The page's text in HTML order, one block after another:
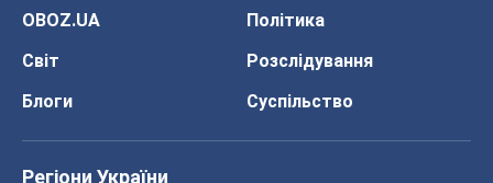
OBOZ.UA
Політика
Світ
Розслідування
Блоги
Суспільство
Регіони України